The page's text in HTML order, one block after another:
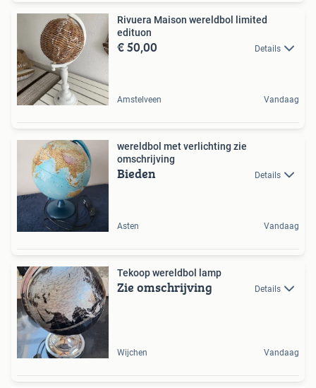
Rivuera Maison wereldbol limited
edituon
€ 50,00 Details
Amstelveen Vandaag
wereldbol met verlichting zie
omschrijving
Bieden Details
Asten Vandaag
Tekoop wereldbol lamp
Zie omschrijving Details
Wijchen Vandaag